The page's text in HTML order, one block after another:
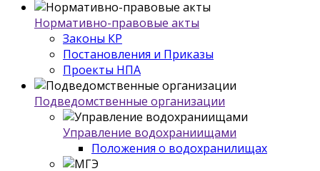
Нормативно-правовые акты
Законы КР
Постановления и Приказы
Проекты НПА
Подведомственные организации
Управление водохраниищами
Положения о водохранилищах